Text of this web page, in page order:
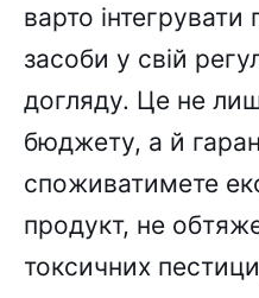
варто інтегрувати
засоби у свій
догляду. Це не
бюджету, а й
споживатимете
продукт, не
токсичних